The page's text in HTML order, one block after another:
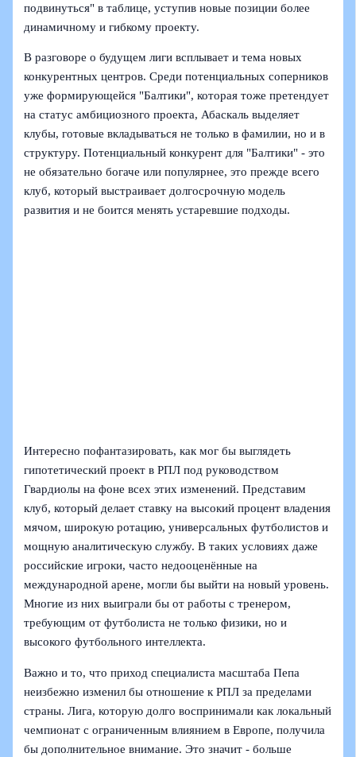
подвинуться" в таблице, уступив новые позиции более
динамичному и гибкому проекту.
В разговоре о будущем лиги всплывает и тема новых
конкурентных центров. Среди потенциальных соперников
уже формирующейся "Балтики", которая тоже претендует
на статус амбициозного проекта, Абаскаль выделяет
клубы, готовые вкладываться не только в фамилии, но и в
структуру. Потенциальный конкурент для "Балтики" - это
не обязательно богаче или популярнее, это прежде всего
клуб, который выстраивает долгосрочную модель
развития и не боится менять устаревшие подходы.
Интересно пофантазировать, как мог бы выглядеть
гипотетический проект в РПЛ под руководством
Гвардиолы на фоне всех этих изменений. Представим
клуб, который делает ставку на высокий процент владения
мячом, широкую ротацию, универсальных футболистов и
мощную аналитическую службу. В таких условиях даже
российские игроки, часто недооценённые на
международной арене, могли бы выйти на новый уровень.
Многие из них выиграли бы от работы с тренером,
требующим от футболиста не только физики, но и
высокого футбольного интеллекта.
Важно и то, что приход специалиста масштаба Пепа
неизбежно изменил бы отношение к РПЛ за пределами
страны. Лига, которую долго воспринимали как локальный
чемпионат с ограниченным влиянием в Европе, получила
бы дополнительное внимание. Это значит - больше